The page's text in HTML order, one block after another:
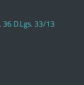
36 D.Lgs. 33/13